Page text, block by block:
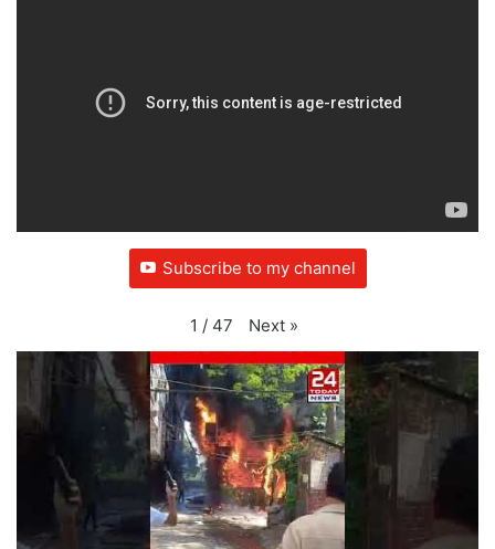
Subscribe to my channel
1 / 47 Next »